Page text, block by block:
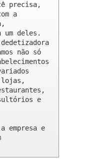
precisa,
a
um deles.
não só
lojas,
e
empresa e